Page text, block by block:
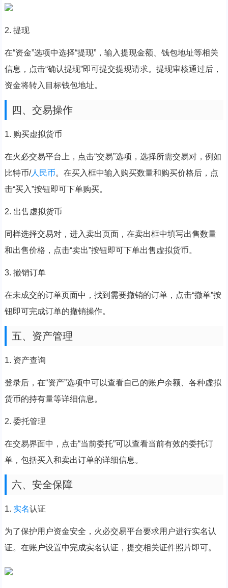
2. 提现
在“资金”选项中选择“提现”，输入提现金额、钱包地址等相关
信息，点击“确认提现”即可提交提现请求。提现审核通过后，
资金将转入目标钱包地址。
四、交易操作
1. 购买虚拟货币
在火必交易平台上，点击“交易”选项，选择所需交易对，例如
比特币/人民币。在买入框中输入购买数量和购买价格后，点
击“买入”按钮即可下单购买。
2. 出售虚拟货币
同样选择交易对，进入卖出页面，在卖出框中填写出售数量
和出售价格，点击“卖出”按钮即可下单出售虚拟货币。
3. 撤销订单
在未成交的订单页面中，找到需要撤销的订单，点击“撤单”按
钮即可完成订单的撤销操作。
五、资产管理
1. 资产查询
登录后，在“资产”选项中可以查看自己的账户余额、各种虚拟
货币的持有量等详细信息。
2. 委托管理
在交易界面中，点击“当前委托”可以查看当前有效的委托订
单，包括买入和卖出订单的详细信息。
六、安全保障
1. 实名认证
为了保护用户资金安全，火必交易平台要求用户进行实名认
证。在账户设置中完成实名认证，提交相关证件照片即可。